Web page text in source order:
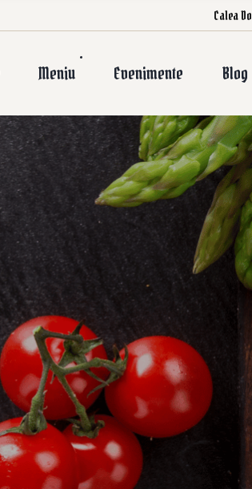
Calea
Meniu Evenimente Blog